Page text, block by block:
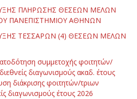
ΠΛΗΡΩΣΗΣ ΘΕΣΕΩΝ ΜΕΛΩΝ
ΠΑΝΕΠΙΣΤΗΜΙΟΥ ΑΘΗΝΩΝ
ΤΕΣΣΑΡΩΝ (4) ΘΕΣΕΩΝ ΜΕΛΩΝ
συμμετοχής φοιτητών/
διαγωνισμούς ακαδ. έτους
διάκρισης φοιτητών/τριων
διαγωνισμούς έτους 2026